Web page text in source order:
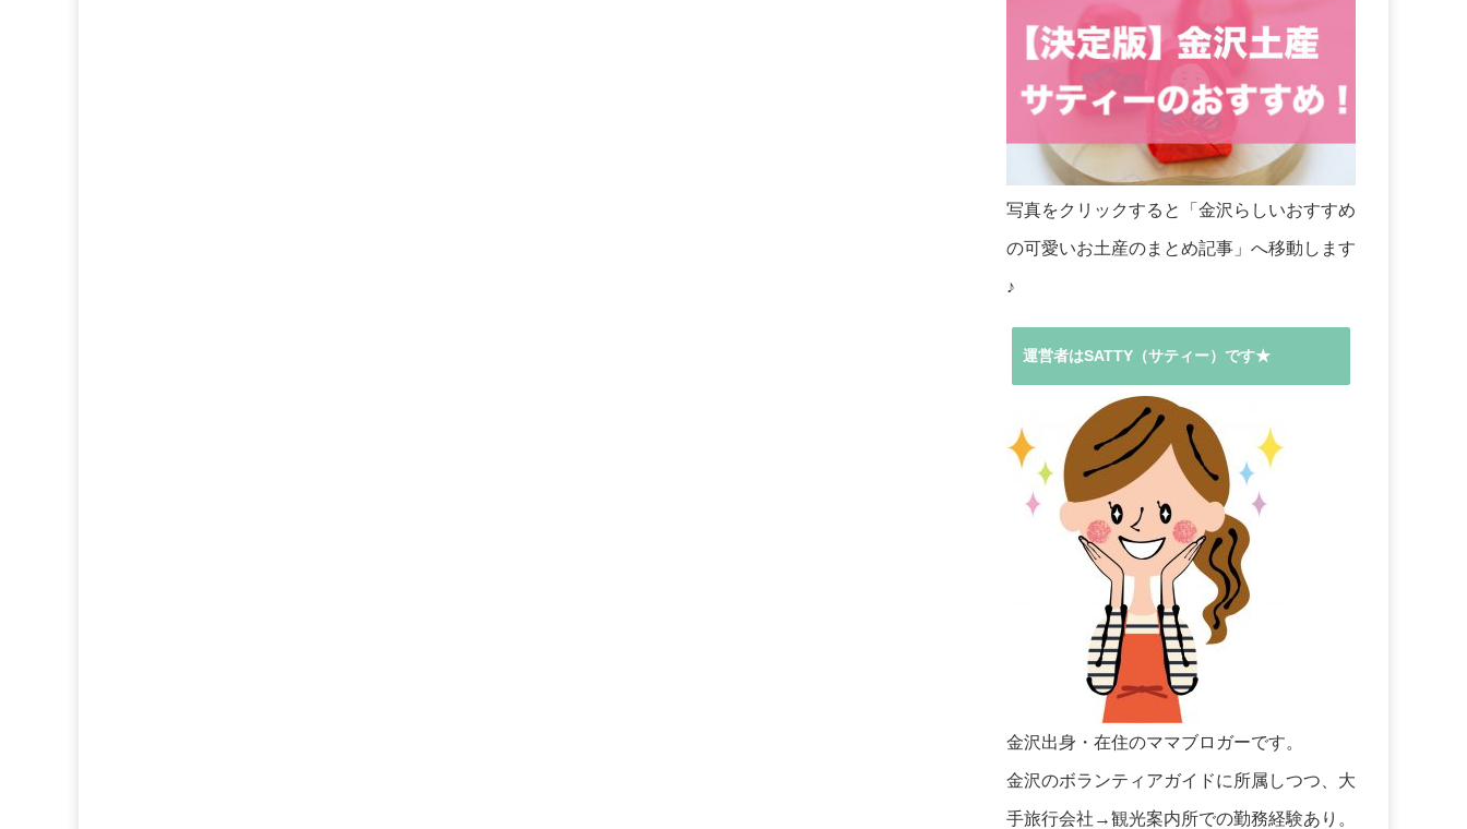
写真をクリックすると「金沢らしいおすすめ
の可愛いお土産のまとめ記事」へ移動します
♪
運営者はSATTY（サティー）です★
金沢出身・在住のママブロガーです。
金沢のボランティアガイドに所属しつつ、大
手旅行会社→観光案内所での勤務経験あり。